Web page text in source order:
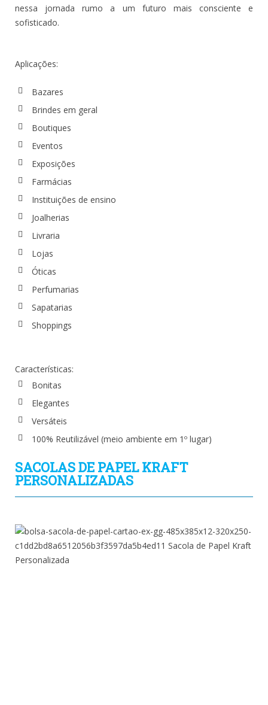
nessa jornada rumo a um futuro mais consciente e
sofisticado.
Aplicações:
Bazares
Brindes em geral
Boutiques
Eventos
Exposições
Farmácias
Instituições de ensino
Joalherias
Livraria
Lojas
Óticas
Perfumarias
Sapatarias
Shoppings
Características:
Bonitas
Elegantes
Versáteis
100% Reutilizável (meio ambiente em 1º lugar)
SACOLAS DE PAPEL KRAFT
PERSONALIZADAS